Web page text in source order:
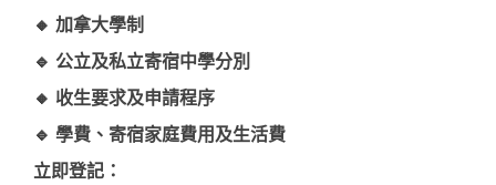
🔸 加拿大學制
🔹 公立及私立寄宿中學分別
🔸 收生要求及申請程序
🔹 學費、寄宿家庭費用及生活費
立即登記：